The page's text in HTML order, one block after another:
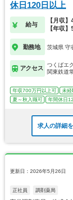
休日120日以上
給与
【月収
【年収
勤務地 茨城県 守
アクセス
つくばエ
関東鉄道
年収700万円以上可 未経
夏～秋入職可
年間休日
求人の詳細
更新日：2026年5月26日
正社員 調剤薬局